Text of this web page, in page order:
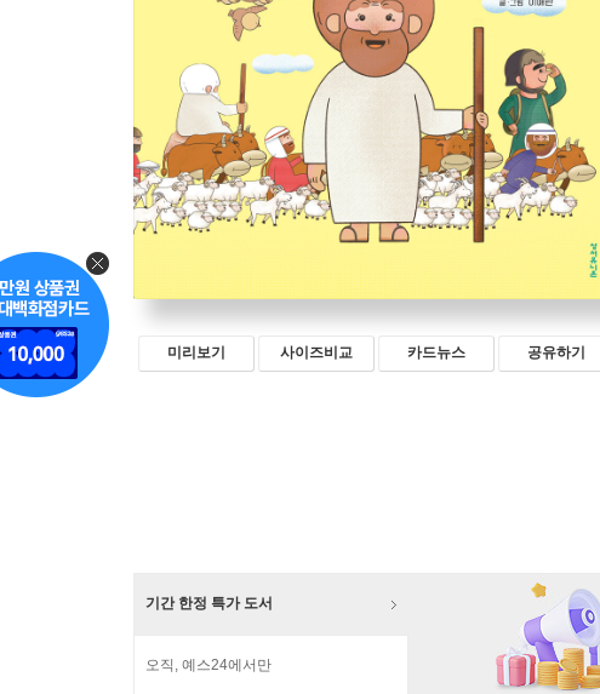
미리보기 사이즈비교 카드뉴스 공유하기
기간 한정 특가 도서
오직, 예스24에서만